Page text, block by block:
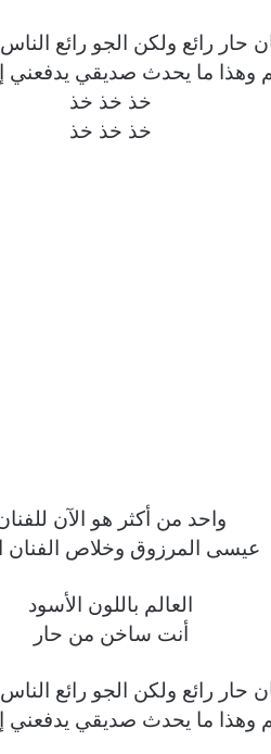
حار رائع ولكن الجو رائع
وهذا ما يحدث صديقي يدفعني
خذ خذ خذ
خذ خذ خذ
واحد من أكثر هو الآن
عيسى المرزوق وخلاص الفنان
العالم باللون الأسود
أنت ساخن من حار
حار رائع ولكن الجو رائع
وهذا ما يحدث صديقي يدفعني